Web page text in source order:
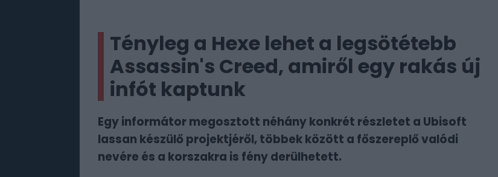
Tényleg a Hexe lehet a legsötétebb
Assassin's Creed, amiről egy rakás új
infót kaptunk
Egy informátor megosztott néhány konkrét részletet a Ubisoft
lassan készülő projektjéről, többek között a főszereplő valódi
nevére és a korszakra is fény derülhetett.